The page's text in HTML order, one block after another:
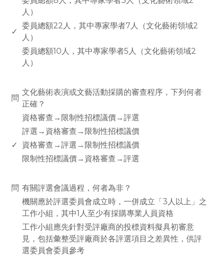
人）
✓
委員總額22人，其中專家學者7人（文化藝術領域2
人）
委員總額10人，其中專家學者5人（文化藝術領域2
人）
問
文化藝術表演或文藝活動採購的審查程序，下列何者
正確？
資格審查→限制性招標議價→評選
評選→資格審查→限制性招標議價
✓
資格審查→評選→限制性招標議價
限制性招標議價→資格審查→評選
問 有關評選會議過程，何者為非？
機關應於評選委員會成立時，一併成立「3人以上」之
工作小組，其中1人至少有採購專業人員資格
工作小組應先針對受評廠商的投標資料擬具初審意
見，包括彙整受評廠商於各評選項目之差異性，供評
選委員會委員參考